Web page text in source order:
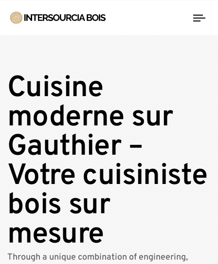
Cuisine
moderne sur
Gauthier –
Votre cuisiniste
bois sur
mesure
Through a unique combination of engineering,